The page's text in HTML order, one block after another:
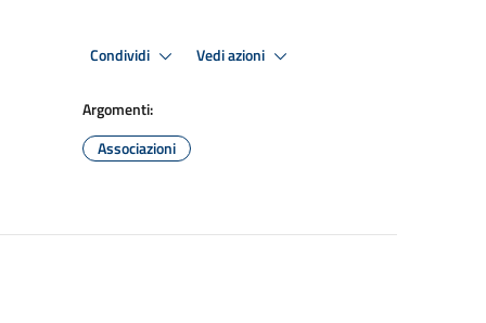
Condividi Vedi azioni
Argomenti:
Associazioni